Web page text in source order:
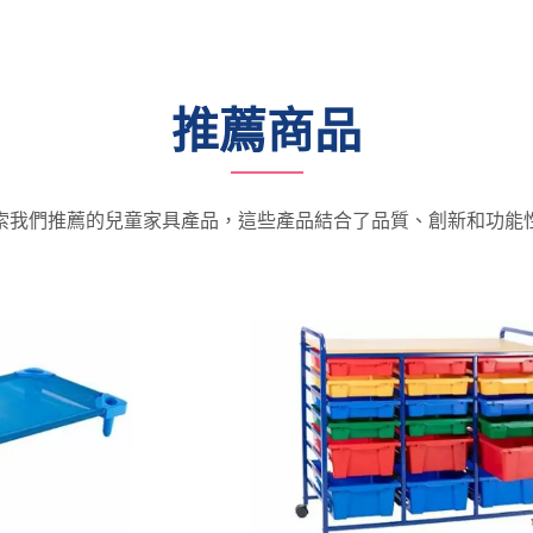
推薦商品
我們推薦的兒童家具產品，這些產品結合了品質、創新和功能